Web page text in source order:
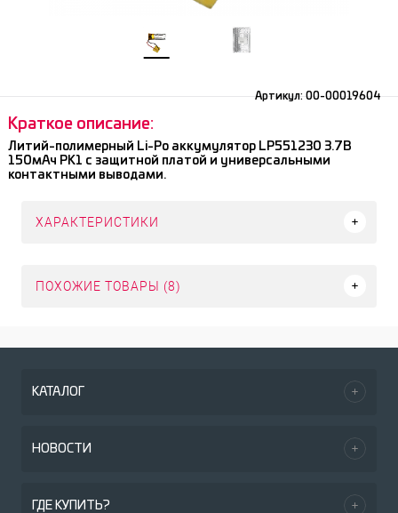
Артикул:00-00019604
Краткое описание:
Литий-полимерный Li-Po аккумулятор LP551230 3.7В
150мАч PK1 с защитной платой и универсальными
контактными выводами.
ХАРАКТЕРИСТИКИ
ПОХОЖИЕ ТОВАРЫ (8)
КАТАЛОГ
НОВОСТИ
ГДЕ КУПИТЬ?